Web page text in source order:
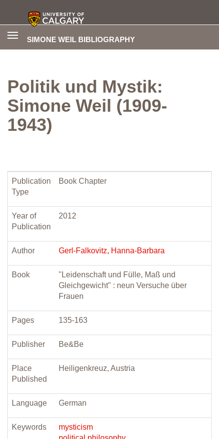
SIMONE WEIL BIBLIOGRAPHY
Toggle
Politik und Mystik:
Simone Weil (1909-
1943)
Publication
Type
Book Chapter
Year of
Publication
2012
Author Gerl-Falkovitz, Hanna-Barbara
Book
"Leidenschaft und Fülle, Maß und
Gleichgewicht" : neun Versuche über
Frauen
Pages 135-163
Publisher Be&Be
Place
Published
Heiligenkreuz, Austria
Language German
Keywords
mysticism